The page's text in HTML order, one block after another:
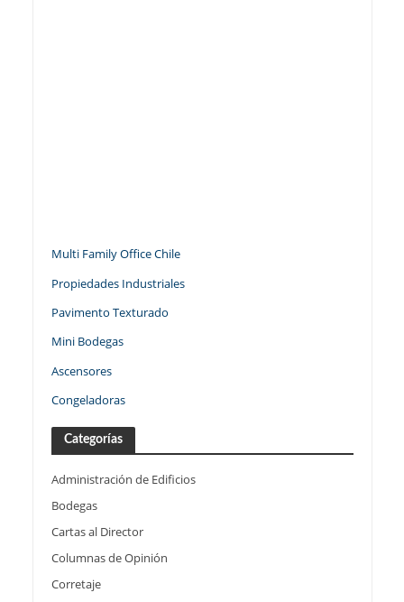
Multi Family Office Chile
Propiedades Industriales
Pavimento Texturado
Mini Bodegas
Ascensores
Congeladoras
Categorías
Administración de Edificios
Bodegas
Cartas al Director
Columnas de Opinión
Corretaje